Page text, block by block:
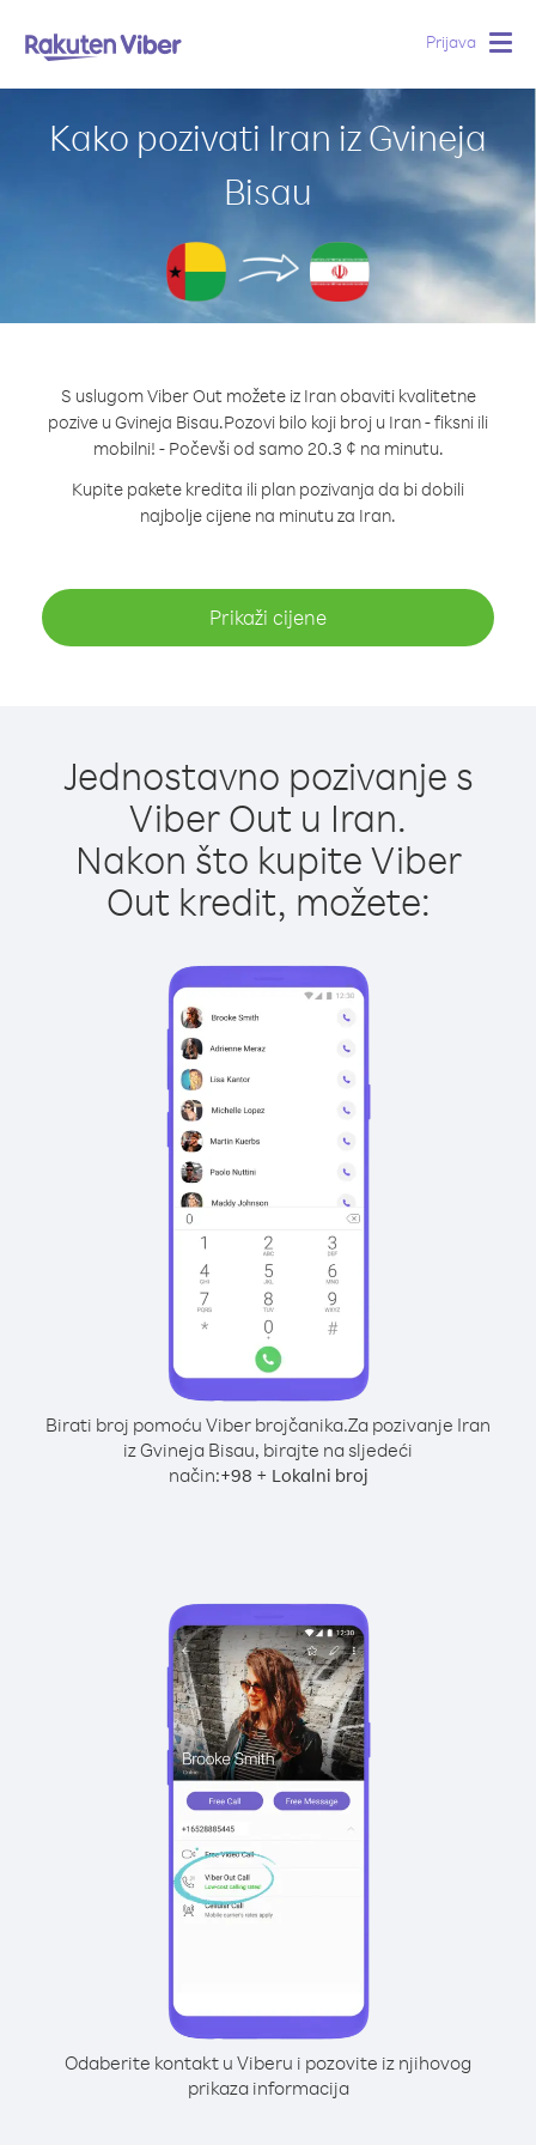
Prijava
Kako pozivati Iran iz Gvineja
Bisau
S uslugom Viber Out možete iz Iran obaviti kvalitetne
pozive u Gvineja Bisau.Pozovi bilo koji broj u Iran - fiksni ili
mobilni! - Počevši od samo 20.3 ¢ na minutu.
Kupite pakete kredita ili plan pozivanja da bi dobili
najbolje cijene na minutu za Iran.
Prikaži cijene
Jednostavno pozivanje s
Viber Out u Iran.
Nakon što kupite Viber
Out kredit, možete:
Birati broj pomoću Viber brojčanika.Za pozivanje Iran
iz Gvineja Bisau, birajte na sljedeći
način:+98 + Lokalni broj
Odaberite kontakt u Viberu i pozovite iz njihovog
prikaza informacija